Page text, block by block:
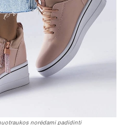
norėdami padidinti